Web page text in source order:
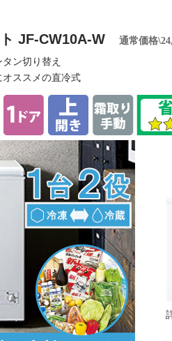
JF-CW10A-W 通常価格
ン切り替え
ススメの直冷式